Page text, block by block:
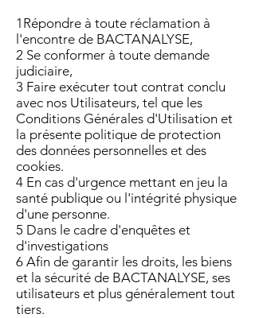
1Répondre à toute réclamation à
l'encontre de BACTANALYSE,
2 Se conformer à toute demande
judiciaire,
3 Faire exécuter tout contrat conclu
avec nos Utilisateurs, tel que les
Conditions Générales d'Utilisation et
la présente politique de protection
des données personnelles et des
cookies.
4 En cas d'urgence mettant en jeu la
santé publique ou l'intégrité physique
d'une personne.
5 Dans le cadre d'enquêtes et
d'investigations
6 Afin de garantir les droits, les biens
et la sécurité de BACTANALYSE, ses
utilisateurs et plus généralement tout
tiers.